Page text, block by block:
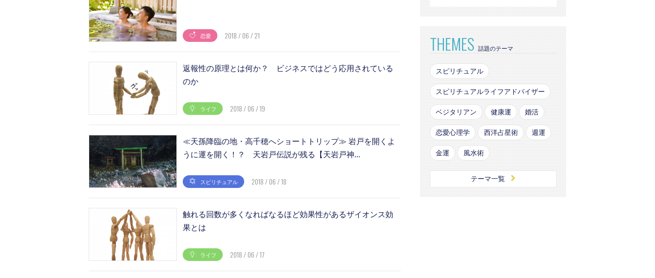
恋愛 2018 / 06 / 21
返報性の原理とは何か？ ビジネスではどう応用されている
のか
ライフ 2018 / 06 / 19
≪天孫降臨の地・高千穂へショートトリップ≫ 岩戸を開くよ
うに運を開く！？ 天岩戸伝説が残る【天岩戸神...
スピリチュアル 2018 / 06 / 18
触れる回数が多くなればなるほど効果性があるザイオンス効
果とは
ライフ 2018 / 06 / 17
THEMES 話題のテーマ
スピリチュアル
スピリチュアルライフアドバイザー
ベジタリアン 健康運 婚活
恋愛心理学 西洋占星術 週運
金運 風水術
テーマ一覧